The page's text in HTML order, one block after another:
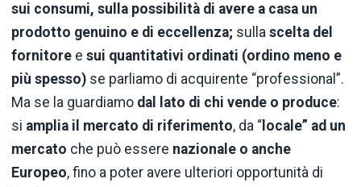
sui consumi, sulla possibilità di avere a casa un
prodotto genuino e di eccellenza; sulla scelta del
fornitore e sui quantitativi ordinati (ordino meno e
più spesso) se parliamo di acquirente “professional”.
Ma se la guardiamo dal lato di chi vende o produce:
si amplia il mercato di riferimento, da “ locale” ad un
mercato che può essere nazionale o anche
Europeo, fino a poter avere ulteriori opportunità di